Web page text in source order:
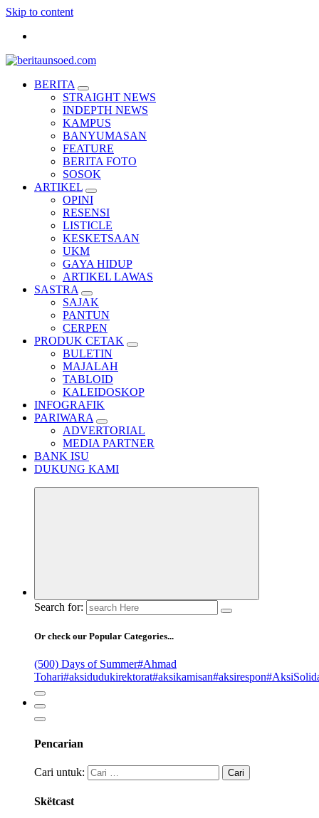
Skip to content
Pemandu Wawasan Almamater
BERITA
STRAIGHT NEWS
INDEPTH NEWS
KAMPUS
BANYUMASAN
FEATURE
BERITA FOTO
SOSOK
ARTIKEL
OPINI
RESENSI
LISTICLE
KESKETSAAN
UKM
GAYA HIDUP
ARTIKEL LAWAS
SASTRA
SAJAK
PANTUN
CERPEN
PRODUK CETAK
BULETIN
MAJALAH
TABLOID
KALEIDOSKOP
INFOGRAFIK
PARIWARA
ADVERTORIAL
MEDIA PARTNER
BANK ISU
DUKUNG KAMI
Search for:
Or check our Popular Categories...
(500) Days of Summer#Ahmad
Tohari#aksidudukirektorat#aksikamisan#aksirespon
Pencarian
Cari untuk:
Skëtcast